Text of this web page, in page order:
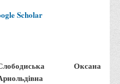
2019Scholar
Оксана